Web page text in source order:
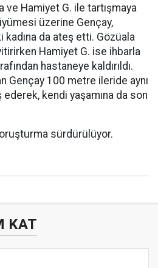
ve Hamiyet G. ile tartışmaya
üzerine Gençay,
kadına da ateş etti. Gözüala
Hamiyet G. ise ihbarla
hastaneye kaldırıldı.
Gençay 100 metre ileride aynı
kendi yaşamına da son
sürdürülüyor.
KAT